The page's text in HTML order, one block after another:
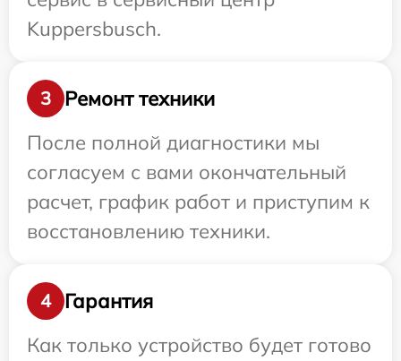
Kuppersbusch.
3
Ремонт техники
После полной диагностики мы
согласуем с вами окончательный
расчет, график работ и приступим к
восстановлению техники.
4
Гарантия
Как только устройство будет готово